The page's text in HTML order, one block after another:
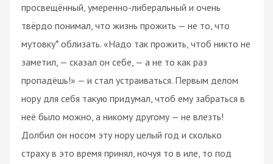
просвещённый, умеренно-либеральный и очень
твёрдо понимал, что жизнь прожить — не то, что
мутовку* облизать. «Надо так прожить, чтоб никто не
заметил, — сказал он себе, — а не то как раз
пропадёшь!» — и стал устраиваться. Первым делом
нору для себя такую придумал, чтоб ему забраться в
неё было можно, а никому другому — не влезть!
Долбил он носом эту нору целый год и сколько
страху в это время принял, ночуя то в иле, то под